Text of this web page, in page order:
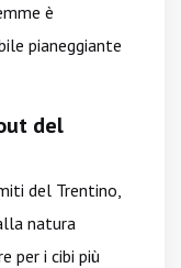
è
pianeggiante
del
del Trentino,
natura
per i cibi più